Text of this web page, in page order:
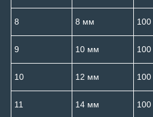
8 8 мм 100
9 10 мм 100
10 12 мм 100
11 14 мм 100